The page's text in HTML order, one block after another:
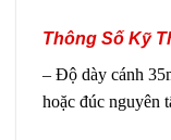
Thông Số Kỹ
– Độ dày cánh
hoặc đúc nguyên